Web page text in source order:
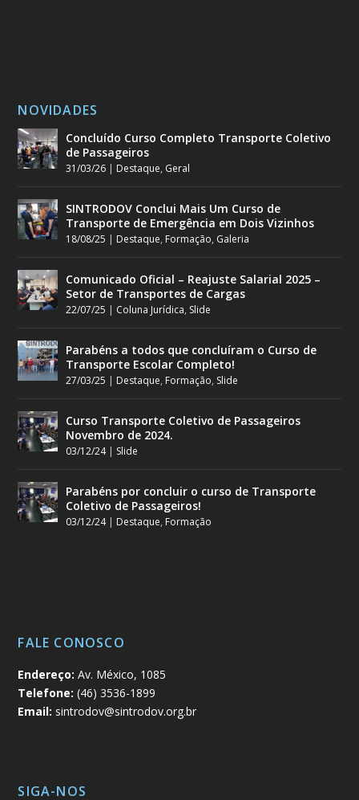
NOVIDADES
Concluído Curso Completo Transporte Coletivo
de Passageiros
31/03/26 | Destaque, Geral
SINTRODOV Conclui Mais Um Curso de
Transporte de Emergência em Dois Vizinhos
18/08/25 | Destaque, Formação, Galeria
Comunicado Oficial – Reajuste Salarial 2025 –
Setor de Transportes de Cargas
22/07/25 | Coluna Jurídica, Slide
Parabéns a todos que concluíram o Curso de
Transporte Escolar Completo!
27/03/25 | Destaque, Formação, Slide
Curso Transporte Coletivo de Passageiros
Novembro de 2024.
03/12/24| Slide
Parabéns por concluir o curso de Transporte
Coletivo de Passageiros!
03/12/24| Destaque, Formação
FALE CONOSCO
Endereço: Av. México, 1085
Telefone: (46) 3536-1899
Email: sintrodov@sintrodov.org.br
SIGA-NOS